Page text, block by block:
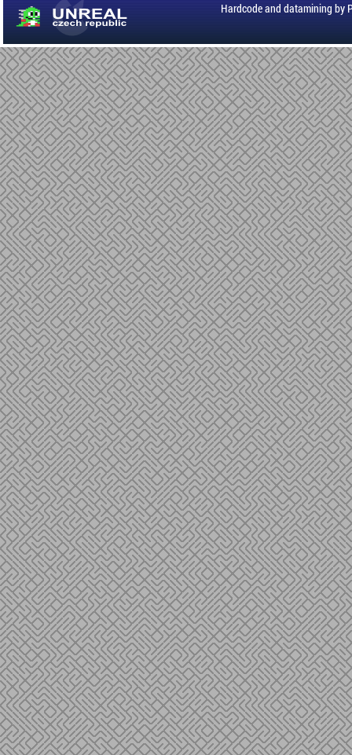
Hardcode and datamining by